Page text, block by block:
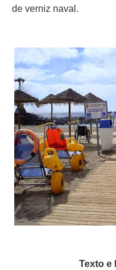
de verniz naval.
Texto e